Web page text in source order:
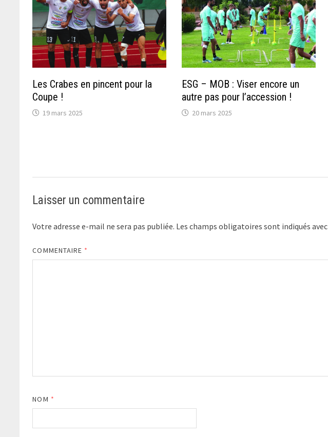
Les Crabes en pincent pour la
Coupe !
19 mars 2025
ESG – MOB : Viser encore un
autre pas pour l’accession !
20 mars 2025
Laisser un commentaire
Votre adresse e-mail ne sera pas publiée. Les champs obligatoires sont indiqués avec
COMMENTAIRE *
NOM *